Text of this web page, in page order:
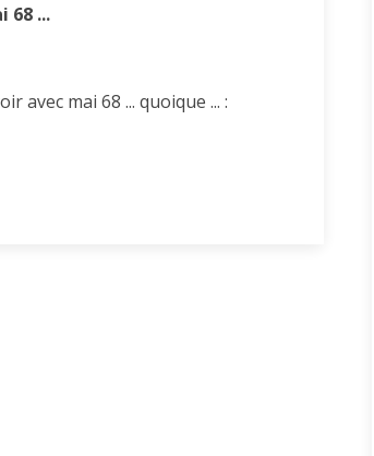
68 ...
avec mai 68 ... quoique ... :